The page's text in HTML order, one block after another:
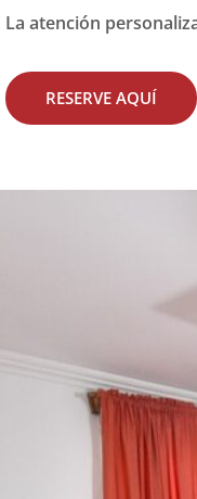
La atención
RESERVE AQUÍ